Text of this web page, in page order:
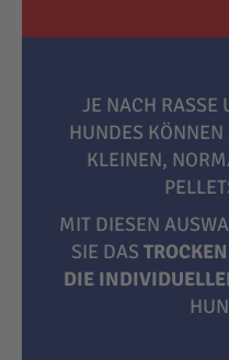
JE NACH RASSE
HUNDES
KLEINEN,
MIT DIESEN
SIE DAS
DIE